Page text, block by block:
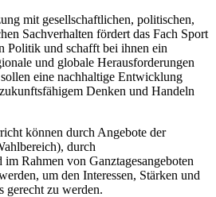
mit gesellschaftlichen, politischen,
Sachverhalten fördert das Fach Sport
Politik und schafft bei ihnen ein
und globale Herausforderungen
eine nachhaltige Entwicklung
Denken und Handeln
können durch Angebote der
durch
Rahmen von Ganztagesangeboten
um den Interessen, Stärken und
gerecht zu werden.